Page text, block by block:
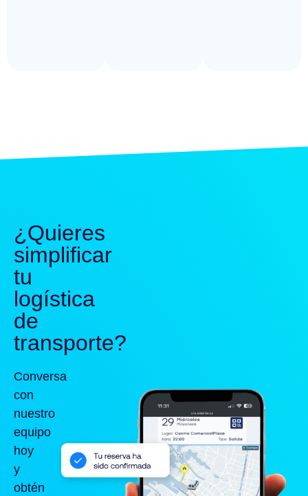
¿Quieres
simplificar
tu
logística
de
transporte?
Conversa
con
nuestro
equipo
hoy
y
obtén